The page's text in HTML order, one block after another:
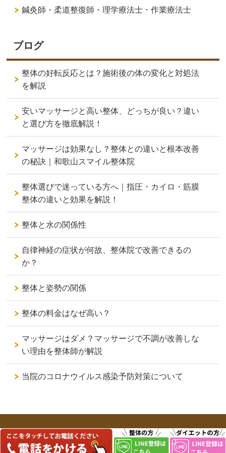
鍼灸師・柔道整復師・理学療法士・作業療法士
ブログ
整体の好転反応とは？施術後の体の変化と対処法
を解説
安いマッサージと高い整体、どっちが良い？違い
と選び方を徹底解説！
マッサージは効果なし？整体との違いと根本改善
の秘訣｜和歌山スマイル整体院
整体選びで迷っている方へ｜指圧・カイロ・筋膜
整体の違いと効果を解説！
整体と水の関係性
自律神経の症状が何故、整体院で改善できるの
か？
整体と姿勢の関係
整体の料金はなぜ高い？
マッサージはダメ？マッサージで不調が改善しな
い理由を整体師が解説
当院のコロナウイルス感染予防対策について